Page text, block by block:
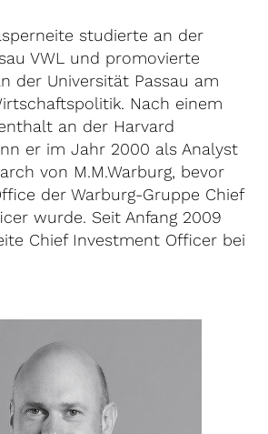
studierte an der
VWL und promovierte
der Universität Passau am
Nach einem
an der Harvard
er im Jahr 2000 als Analyst
von M.M.Warburg, bevor
der Warburg-Gruppe Chief
wurde. Seit Anfang 2009
Chief Investment Officer bei